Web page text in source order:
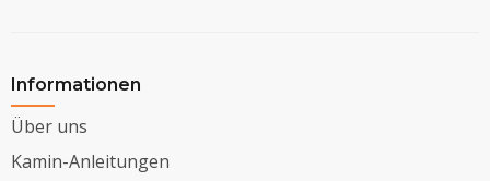
Informationen
Über uns
Kamin-Anleitungen